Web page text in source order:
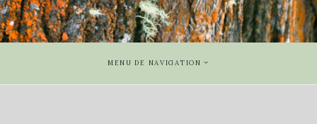
MENU DE NAVIGATION